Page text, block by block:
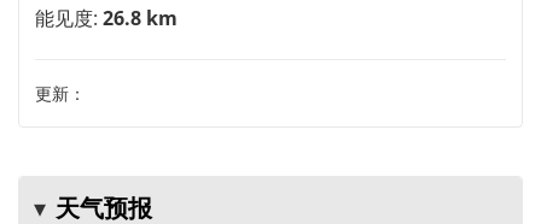
能见度: 26.8 km
更新：
天气预报